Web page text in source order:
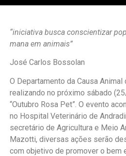
“iniciativa busca conscientizar
mana em animais”
José Carlos Bossolan
O Departamento da Causa Animal
realizando no próximo sábado
“Outubro Rosa Pet”. O evento
no Hospital Veterinário de
secretário de Agricultura e Meio
Mazotti, diversas ações serão
com objetivo de promover o bem